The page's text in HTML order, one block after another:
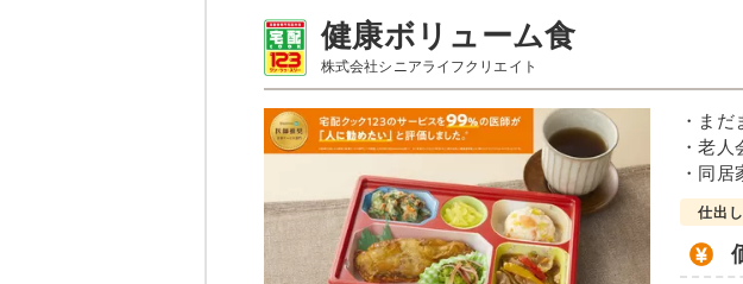
ハンバーグ（トマトソース）
いんげんのピーナッツ和え
野菜とウインナーの炒め物
桜でんぶ
ブロッコリーと海老のサラダ
栄養素
エネルギー：589Kcal、たんぱく質20.2g、脂質：17.7g、炭水
健康ボリューム食
株式会社シニアライフクリエイト
・ま
・老
・同
仕出し